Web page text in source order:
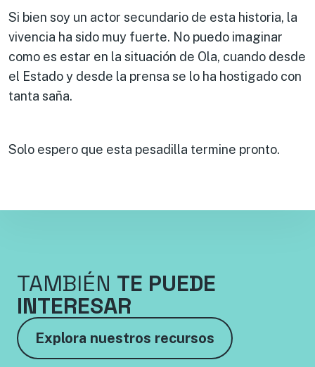
Si bien soy un actor secundario de esta historia, la
vivencia ha sido muy fuerte. No puedo imaginar
como es estar en la situación de Ola, cuando desde
el Estado y desde la prensa se lo ha hostigado con
tanta saña.
Solo espero que esta pesadilla termine pronto.
TAMBIÉN TE PUEDE
INTERESAR
Explora nuestros recursos